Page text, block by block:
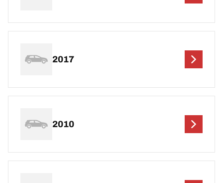
2017
2010